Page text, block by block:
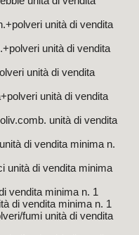
unità di vendita
unità di vendita
unità di vendita
unità di vendita
unità di vendita
di vendita minima n.
unità di vendita minima
vendita minima n. 1
di vendita minima n. 1
fumi unità di vendita